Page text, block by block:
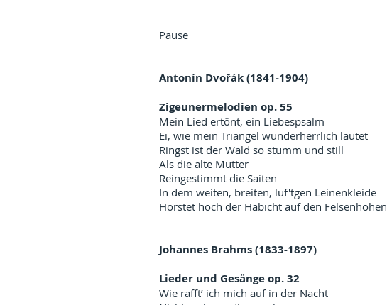
Pause
Antonín Dvořák (1841-1904)
Zigeunermelodien op. 55
Mein Lied ertönt, ein Liebespsalm
Ei, wie mein Triangel wunderherrlich läutet
Ringst ist der Wald so stumm und still
Als die alte Mutter
Reingestimmt die Saiten
In dem weiten, breiten, luf'tgen Leinenkleide
Horstet hoch der Habicht auf den Felsenhöhen
Johannes Brahms (1833-1897)
Lieder und Gesänge op. 32
Wie rafft’ ich mich auf in der Nacht